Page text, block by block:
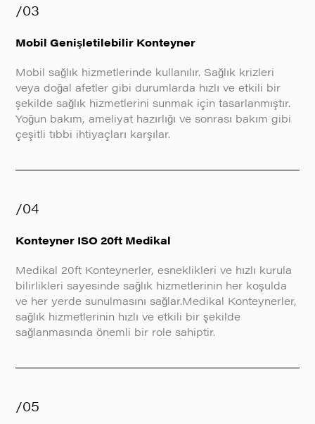
/03
Mobil Genişletilebilir Konteyner
Mobil sağlık hizmetlerinde kullanılır. Sağlık krizleri
veya doğal afetler gibi durumlarda hızlı ve etkili bir
şekilde sağlık hizmetlerini sunmak için tasarlanmıştır.
Yoğun bakım, ameliyat hazırlığı ve sonrası bakım gibi
çeşitli tıbbi ihtiyaçları karşılar.
/04
Konteyner ISO 20ft Medikal
Medikal 20ft Konteynerler, esneklikleri ve hızlı kurula
bilirlikleri sayesinde sağlık hizmetlerinin her koşulda
ve her yerde sunulmasını sağlar.Medikal Konteynerler,
sağlık hizmetlerinin hızlı ve etkili bir şekilde
sağlanmasında önemli bir role sahiptir.
/05